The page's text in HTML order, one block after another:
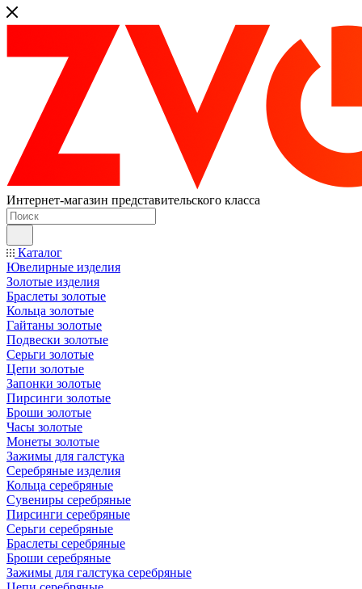
Интернет-магазин представительского класса
Каталог
Ювелирные изделия
Золотые изделия
Браслеты золотые
Кольца золотые
Гайтаны золотые
Подвески золотые
Серьги золотые
Цепи золотые
Запонки золотые
Пирсинги золотые
Броши золотые
Часы золотые
Монеты золотые
Зажимы для галстука
Серебряные изделия
Кольца серебряные
Сувениры серебряные
Пирсинги серебряные
Серьги серебряные
Браслеты серебряные
Броши серебряные
Зажимы для галстука серебряные